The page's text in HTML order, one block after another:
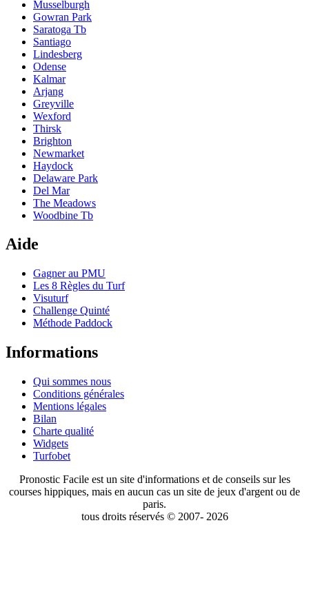
Musselburgh
Gowran Park
Saratoga Tb
Santiago
Lindesberg
Odense
Kalmar
Arjang
Greyville
Wexford
Thirsk
Brighton
Newmarket
Haydock
Delaware Park
Del Mar
The Meadows
Woodbine Tb
Aide
Gagner au PMU
Les 8 Règles du Turf
Visuturf
Challenge Quinté
Méthode Paddock
Informations
Qui sommes nous
Conditions générales
Mentions légales
Bilan
Charte qualité
Widgets
Turfobet
Pronostic Facile est un site d'informations et de conseils sur les
courses hippiques, mais en aucun cas un site de jeux d'argent ou de
paris.
tous droits réservés © 2007- 2026